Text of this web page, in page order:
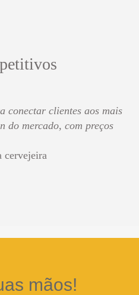
conectar clientes aos mais
do mercado, com preços
cervejeira
mãos!